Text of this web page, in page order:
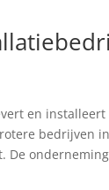
en
bedrijven
De